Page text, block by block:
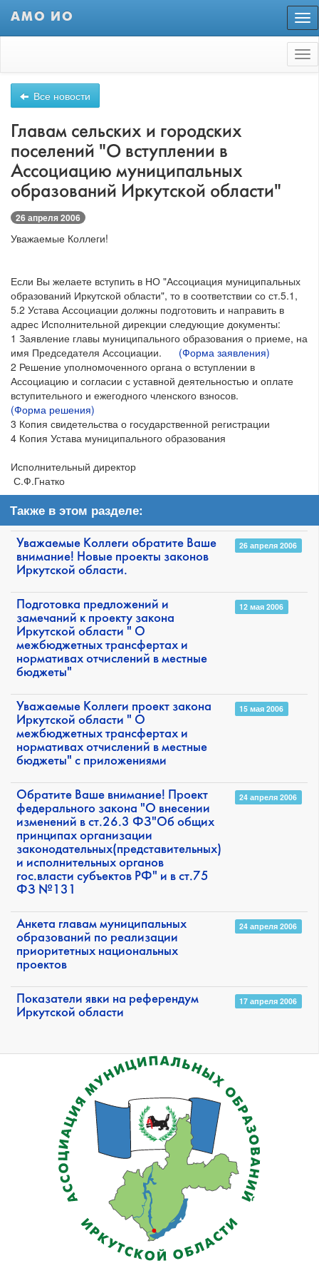
АМО ИО
Все новости
Главам сельских и городских
поселений "О вступлении в
Ассоциацию муниципальных
образований Иркутской области"
26 апреля 2006
Уважаемые Коллеги!
Если Вы желаете вступить в НО "Ассоциация муниципальных
образований Иркутской области", то в соответствии со ст.5.1,
5.2 Устава Ассоциации должны подготовить и направить в
адрес Исполнительной дирекции следующие документы:
1 Заявление главы муниципального образования о приеме, на
имя Председателя Ассоциации. (Форма заявления)
2 Решение уполномоченного органа о вступлении в
Ассоциацию и согласии с уставной деятельностью и оплате
вступительного и ежегодного членского взносов.
(Форма решения)
3 Копия свидетельства о государственной регистрации
4 Копия Устава муниципального образования
Исполнительный директор
С.Ф.Гнатко
Также в этом разделе:
Уважаемые Коллеги обратите Ваше
внимание! Новые проекты законов
Иркутской области.
26 апреля 2006
Подготовка предложений и
замечаний к проекту закона
Иркутской области " О
межбюджетных трансфертах и
нормативах отчислений в местные
бюджеты"
12 мая 2006
Уважаемые Коллеги проект закона
Иркутской области " О
межбюджетных трансфертах и
нормативах отчислений в местные
бюджеты" с приложениями
15 мая 2006
Обратите Ваше внимание! Проект
федерального закона "О внесении
изменений в ст.26.3 ФЗ"Об общих
принципах организации
законодательных(представительных)
и исполнительных органов
гос.власти субъектов РФ" и в ст.75
ФЗ №131
24 апреля 2006
Анкета главам муниципальных
образований по реализации
приоритетных национальных
проектов
24 апреля 2006
Показатели явки на референдум
Иркутской области
17 апреля 2006